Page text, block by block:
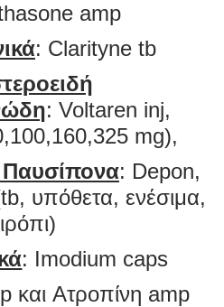
amp
: Clarityne tb
: Voltaren inj,
mg),
Παυσίπονα: Depon,
υπόθετα, ενέσιμα,
: Imodium caps
και Ατροπίνη amp